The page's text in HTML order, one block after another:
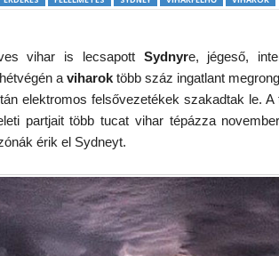
vihar is lecsapott Sydnyre, jégeső,
aviharoktöbb száz ingatlant
elektromos felsővezetékek szakadtak le.
partjait több tucat vihar tépázza
érik el Sydneyt.